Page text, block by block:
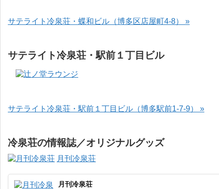
サテライト冷泉荘・蝶和ビル（博多区店屋町4-8） »
サテライト冷泉荘・駅前１丁目ビル
サテライト冷泉荘・駅前１丁目ビル（博多駅前1-7-9） »
冷泉荘の情報誌／オリジナルグッズ
月刊冷泉荘
月刊冷泉荘